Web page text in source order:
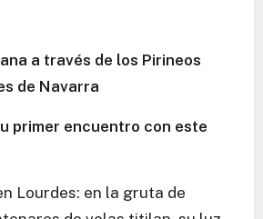
a través de los Pirineos
de Navarra
primer encuentro con este
Lourdes: en la gruta de